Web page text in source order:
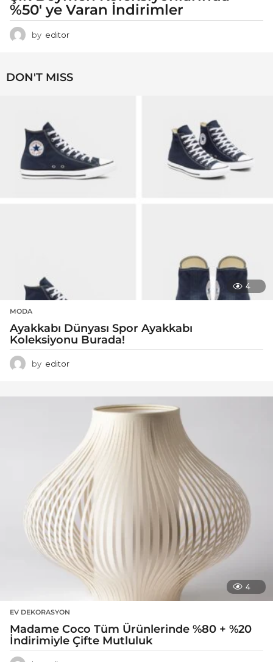
%50′ ye Varan İndirimler
by editor
DON'T MISS
4
MODA
Ayakkabı Dünyası Spor Ayakkabı
Koleksiyonu Burada!
by editor
4
EV DEKORASYON
Madame Coco Tüm Ürünlerinde %80 + %20
İndirimiyle Çifte Mutluluk